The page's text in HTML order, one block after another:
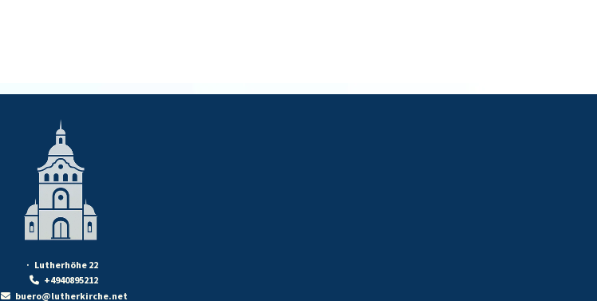
· Lutherhöhe 22
 +4940895212
buero@lutherkirche.net